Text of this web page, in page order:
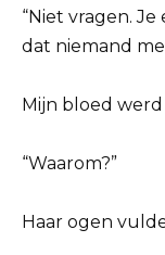
“Niet vragen.
dat niemand
Mijn bloed werd
“Waarom?”
Haar ogen